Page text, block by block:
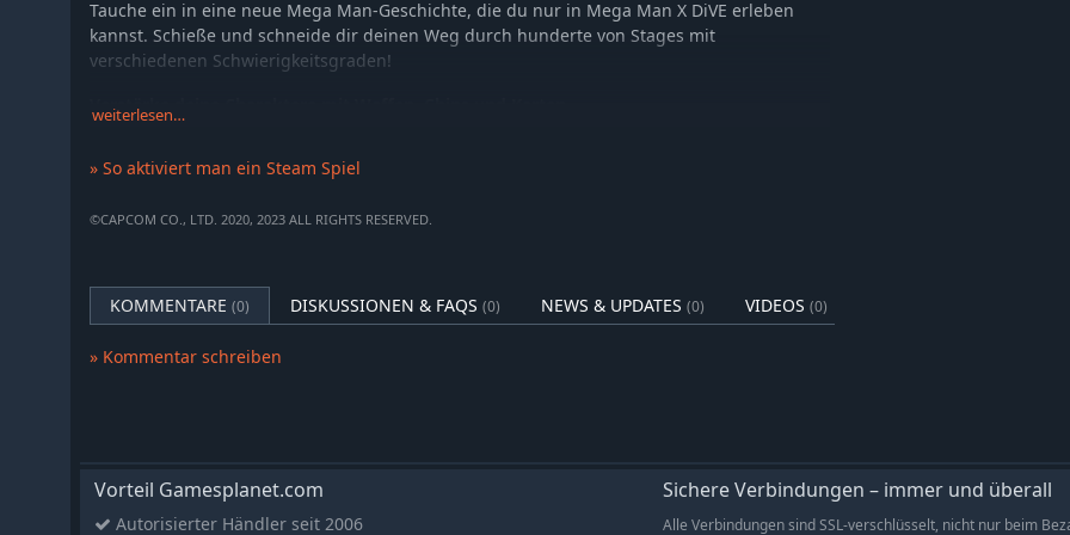
Tauche ein in eine neue Mega Man-Geschichte, die du nur in Mega Man X DiVE erleben
kannst. Schieße und schneide dir deinen Weg durch hunderte von Stages mit
verschiedenen Schwierigkeitsgraden!
Verstärke deine Charaktere mit Waffen, Chips und Karten
freizuschalten.
Sammeln, während du dein perfektes Jäger-Programm erstellst!
weiterlesen…
» So aktiviert man ein Steam Spiel
©CAPCOM CO., LTD. 2020, 2023 ALL RIGHTS RESERVED.
KOMMENTARE (0) DISKUSSIONEN & FAQS (0) NEWS & UPDATES (0) VIDEOS (0)
» Kommentar schreiben
Vorteil Gamesplanet.com
Autorisierter Händler seit 2006
Sichere Verbindungen – immer und überall
Alle Verbindungen sind SSL-verschlüsselt, nicht nur beim